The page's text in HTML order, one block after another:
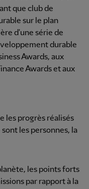
que club de
sur le plan
d'une série de
durable
Awards, aux
Awards et aux
les progrès réalisés
les personnes, la
les points forts
par rapport à la